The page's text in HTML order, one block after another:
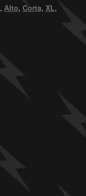
, Alto, Corta, XL,